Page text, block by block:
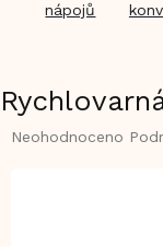
nápojů
Průměrné
Neohodnoceno